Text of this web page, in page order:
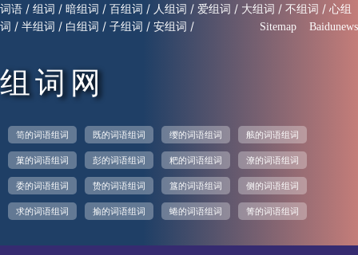
词语 / 组词 / 暗组词 / 百组词 / 人组词 / 爱组词 / 大组词 / 不组词 / 心组
词 / 半组词 / 白组词 / 子组词 / 安组词 / Sitemap Baidunews
组词网
笥的词语组词 既的词语组词 缨的词语组词 舷的词语组词
菓的词语组词 彭的词语组词 粑的词语组词 潦的词语组词
委的词语组词 贽的词语组词 簋的词语组词 侧的词语组词
求的词语组词 揄的词语组词 蜷的词语组词 箐的词语组词